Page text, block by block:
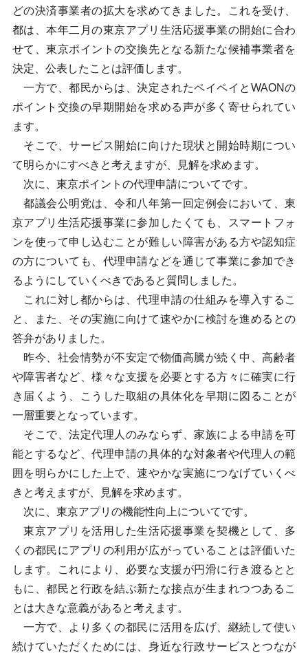
どの決済事業者の拡大を求めてきました。これを受け、
都は、本年二月の東京アプリ生活応援事業の開始に合わ
せて、東京ポイントの交換先となる新たな候補事業者を
決定、公表したことは評価します。
一方で、都民からは、決定されたペイペイとWAONの
ポイント交換の早期開始を求める声が多く寄せられてい
ます。
そこで、サービス開始に向けた現状と開始時期につい
て明らかにすべきと考えますが、見解を求めます。
次に、東京ポイントの代理申請についてです。
都議会公明党は、令和八年第一回定例会において、東
京アプリ生活応援事業に参加したくても、スマートフォ
ンを使って申し込むことが難しい障害がある方や認知症
の方についても、代理申請などを通じて事業に参加でき
るようにしていくべきであると質問しました。
これに対し都からは、代理申請の仕組みを導入するこ
と、また、その実施に向けて速やかに検討を進めるとの
答弁がありました。
昨今、社会情勢が不安定で物価高騰が続く中、高齢者
や障害者など、様々な支援を必要とする方々に確実に行
き届くよう、こうした取組の具体化を早期に図ることが
一層重要となっています。
そこで、法定代理人のみならず、家族による申請を可
能とするなど、代理申請の具体的な対象者や代理人の範
囲を明らかにした上で、速やかな実施につなげていくべ
きと考えますが、見解を求めます。
次に、東京アプリの機能性向上についてです。
東京アプリを活用した生活応援事業を契機として、多
くの都民にアプリの利用が広がっていることは評価いた
します。これにより、必要な支援が円滑に行き渡るとと
もに、都民と行政を結ぶ新たな接点が生まれつつあるこ
とは大きな意義があると考えます。
一方で、より多くの都民に活用を広げ、継続して使い
続けていただくためには、身近な行政サービスとつなが